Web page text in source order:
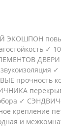
ЭКОШПОН
✓
ДВЕРИ -
прочность
✓
крепление
и